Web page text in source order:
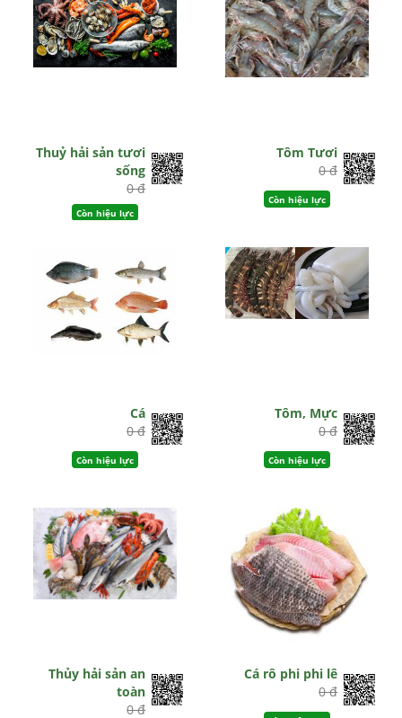
Thuỷ hải sản tươi
sống
0 đ
Còn hiệu lực
Tôm Tươi
0 đ
Còn hiệu lực
Cá
0 đ
Còn hiệu lực
Tôm, Mực
0 đ
Còn hiệu lực
Thủy hải sản an
toàn
0 đ
Cá rô phi phi lê
0 đ